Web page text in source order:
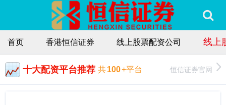
首页 香港恒信证券 线上股票配资公司 线上
十大配资平台推荐 共100+平台 恒信证券官网